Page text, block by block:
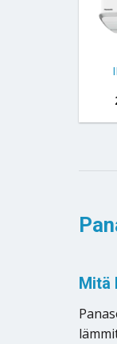
Mitä